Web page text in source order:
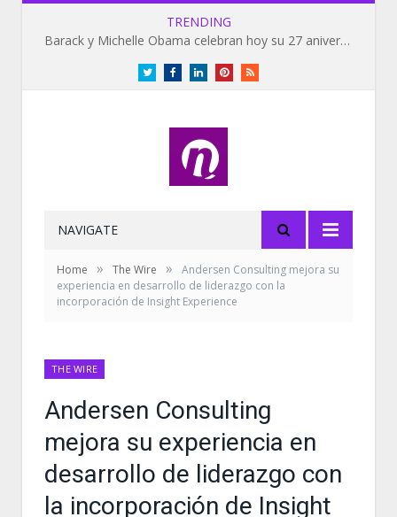
TRENDING
Barack y Michelle Obama celebran hoy su 27 aniversario de bodas
TwitterFacebookLinkedInPinterestRSS
NAVIGATE
Home » The Wire »
Andersen Consulting mejora su
experiencia en desarrollo de liderazgo con la
incorporación de Insight Experience
THE WIRE
Andersen Consulting
mejora su experiencia en
desarrollo de liderazgo con
la incorporación de Insight